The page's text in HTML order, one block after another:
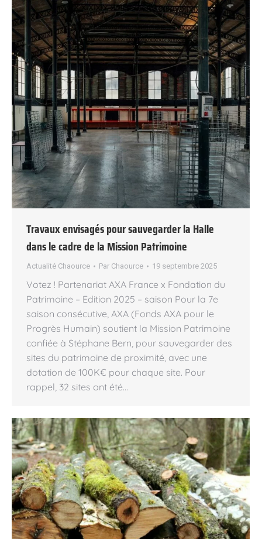
Travaux envisagés pour sauvegarder la Halle
dans le cadre de la Mission Patrimoine
Actualité Chaource Par Chaource 19 septembre 2025
Votez ! Partenariat AXA France x Fondation du
Patrimoine – Edition 2025 – saison Pour la 7e
saison consécutive, AXA (Fonds AXA pour le
Progrès Humain) soutient la Mission Patrimoine
confiée à Stéphane Bern, pour sauvegarder des
sites du patrimoine de proximité, avec une
dotation de 100K€ pour chaque site. Pour
rappel, 32 sites ont été…